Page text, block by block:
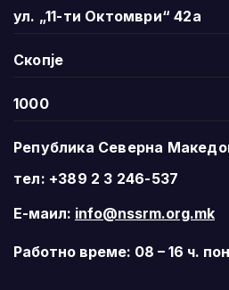
ул. „11-ти Октомври“ 42а
Скопје
1000
Република Северна
тел: +389 2 3 246-537
Е-маил: info@nssrm.org.mk
Работно време: 08 – 16 ч.